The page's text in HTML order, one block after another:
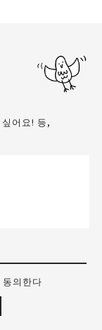
어요! 등,
의한다